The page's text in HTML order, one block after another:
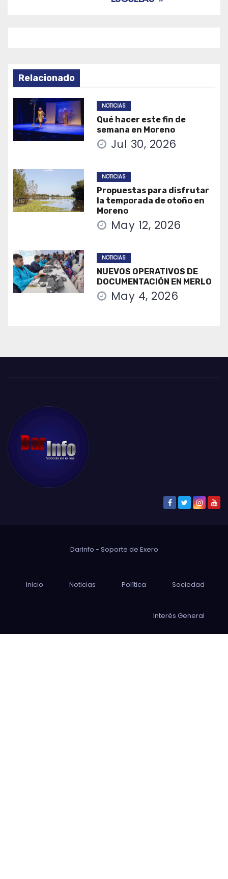
Relacionado
NOTICIAS
Qué hacer este fin de
semana en Moreno
Jul 30, 2026
NOTICIAS
Propuestas para disfrutar
la temporada de otoño en
Moreno
May 12, 2026
NOTICIAS
NUEVOS OPERATIVOS DE
DOCUMENTACIÓN EN MERLO
May 4, 2026
DarInfo - Soporte de Exero
Inicio Noticias Política Sociedad
Interés General